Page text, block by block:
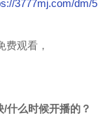
3777mj.com/dm/5
费观看，
什么时候开播的？